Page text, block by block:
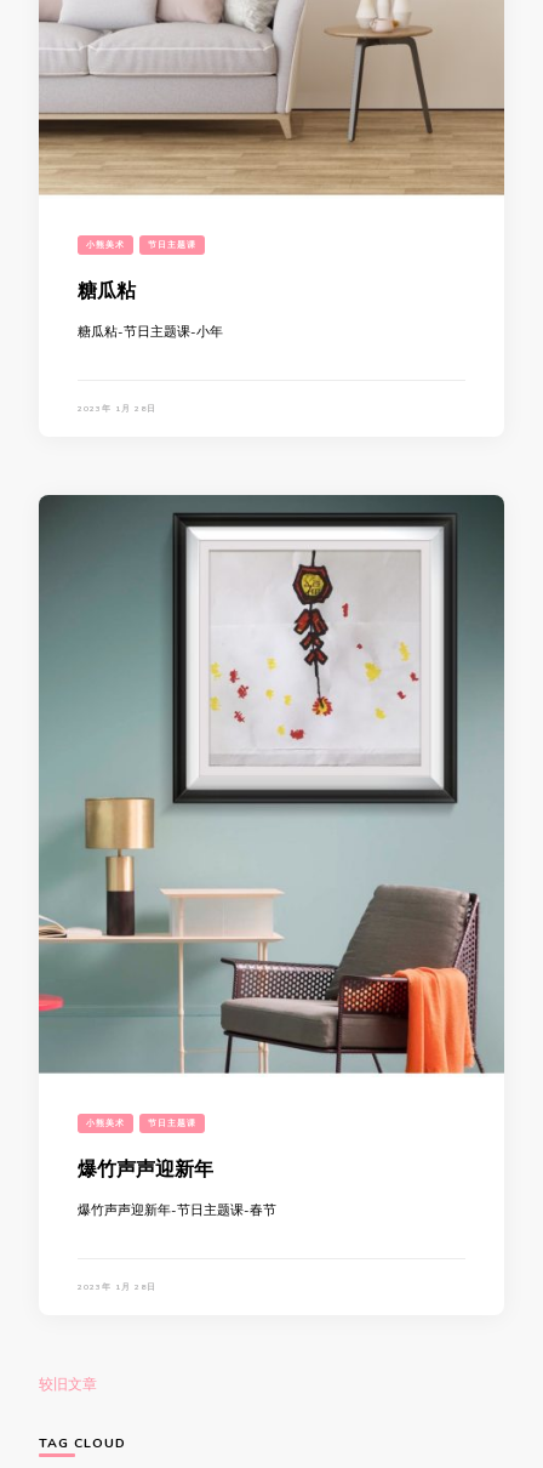
小熊美术 节日主题课
糖瓜粘
糖瓜粘-节日主题课-小年
2023年 1月 28日
小熊美术 节日主题课
爆竹声声迎新年
爆竹声声迎新年-节日主题课-春节
2023年 1月 28日
文
航
较旧文章
TAG CLOUD